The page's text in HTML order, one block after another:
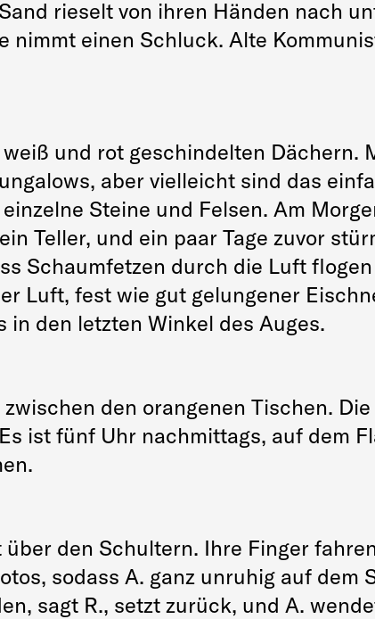
rieselt von ihren Händen nach
einen Schluck. Alte
und rot geschindelten Dächern.
aber vielleicht sind das
Steine und Felsen. Am
Teller, und ein paar Tage zuvor
Schaumfetzen durch die Luft
Luft, fest wie gut gelungener
den letzten Winkel des Auges.
den orangenen Tischen.
ist fünf Uhr nachmittags, auf dem
den Schultern. Ihre Finger
sodass A. ganz unruhig auf dem
sagt R., setzt zurück, und A.